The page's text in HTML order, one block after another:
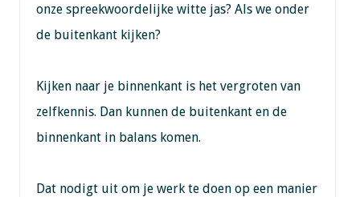
onze spreekwoordelijke witte jas? Als we onder
de buitenkant kijken?
Kijken naar je binnenkant is het vergroten van
zelfkennis. Dan kunnen de buitenkant en de
binnenkant in balans komen.
Dat nodigt uit om je werk te doen op een manier